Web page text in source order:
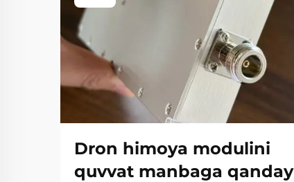
Dron himoya modulini
quvvat manbaga qanday